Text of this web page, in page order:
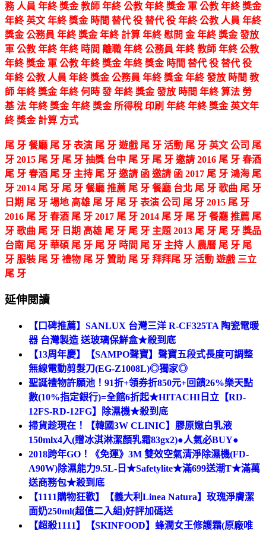
務 人員 年終 獎金 教師 年終 公教 年終 獎金 軍 公教 年終 獎金
年終 英文 年終 獎金 時間 替代 役 替代 役 年終 公教 人員 年終
獎金 公務員 年終 獎金 年終 計算 年終 慰問 金 年終 獎金 發放
軍 公教 年終 年終 時間 離職 年終 公務員 年終 教師 年終 公教
年終 獎金 軍 公教 年終 獎金 年終 獎金 時間 替代 役 替代 役
年終 公教 人員 年終 獎金 公務員 年終 獎金 年終 發放 時間 教
師 年終 獎金 年終 何時 發 年終 獎金 發放 時間 年終 算法 勞
基 法 年終 獎金 年終 獎金 所得稅 印刷 年終 年終 獎金 英文年
終 獎金 計算 方式
尾 牙 餐廳 尾 牙 表演 尾 牙 遊戲 尾 牙 活動 尾 牙 英文 公司 尾
牙 2015 尾 牙 尾 牙 抽獎 台中 尾 牙 尾 牙 邀請 2016 尾 牙 春酒
尾 牙 春酒 尾 牙 主持 尾 牙 邀請 函 邀請 函 2017 尾 牙 鴻海 尾
牙 2014 尾 牙 尾 牙 餐廳 推薦 尾 牙 餐廳 台北 尾 牙 歌曲 尾 牙
日期 尾 牙 場地 高雄 尾 牙 尾 牙 表演 公司 尾 牙 2015 尾 牙
2016 尾 牙 春酒 尾 牙 2017 尾 牙 2014 尾 牙 尾 牙 餐廳 推薦 尾
牙 歌曲 尾 牙 日期 高雄 尾 牙 尾 牙 主題 2013 尾 牙 尾 牙 獎品
台南 尾 牙 華碩 尾 牙 尾 牙 時間 尾 牙 主持 人 農曆 尾 牙 尾
牙 服裝 尾 牙 禮物 尾 牙 贊助 尾 牙 拜拜尾 牙 活動 遊戲 三立
尾 牙
延伸閱讀
【口碑推薦】SANLUX 台灣三洋 R-CF325TA 陶瓷電暖
器 台灣製造 送玻璃保鮮盒★殺到底
【13周年慶】【SAMPO聲寶】聲寶五段式長度可調整
無線電動剪髮刀(EG-Z1008L)◎獨家◎
聖誕禮物許願池！91折+領券折850元+回饋26%樂天點
數(10%指定銀行)=全館6折起★HITACHI日立【RD-
12FS-RD-12FG】除濕機★殺到底
掃貨趁現在！【韓國3W CLINIC】膠原嫩白乳液
150mlx4入(贈冰淇淋潔顏乳霜83gx2)●人氣必BUY●
2018跨年GO！《免運》3M 雙效空氣清淨除濕機(FD-
A90W)除濕能力9.5L-日★Safetylite★滿699送潮T★滿萬
送商務包★殺到底
【1111購物狂歡】【義大利Linea Natura】玫瑰淨膚潔
面奶250ml(超值二入組)好評加碼送
【超殺1111】【SKINFOOD】蜂潤女王修護霜(原廠唯